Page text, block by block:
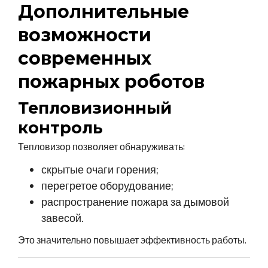
Дополнительные
возможности
современных
пожарных роботов
Тепловизионный
контроль
Тепловизор позволяет обнаруживать:
скрытые очаги горения;
перегретое оборудование;
распространение пожара за дымовой
завесой.
Это значительно повышает эффективность работы.